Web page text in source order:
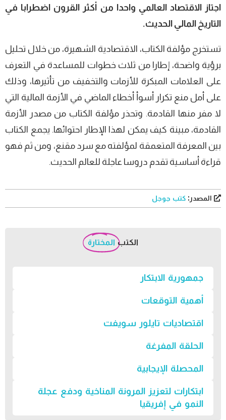
اجتاز الاقتصاد العالمي واحدا من أكثر القرون اضطرابا في
التاريخ المالي الحديث.
تستخرج مؤلفة الكتاب، الاقتصادية الشهيرة، من خلال تحليل
برؤية واضحة، إطارا من ثلاث خطوات للمساعدة في التعرف
على العلامات المبكرة للأزمات والتخفيف من تأثيرها، وذلك
على أمل منع تكرار أسوأ أخطاء الماضي في الأزمة المالية التي
لا مفر منها القادمة. وتحذر مؤلفة الكتاب من مصدر الأزمة
القادمة، مبينة كيف يمكن لهذا الإطار احتوائها. يجمع الكتاب
بين المعرفة المتعمقة لمؤلفته مع سرد مقنع، ومن ثم فهو
قراءة أساسية تقدم دروسا عاجلة للعالم الحديث.
المصدر: كتب جوجل
الكتب المختارة
جمهورية الابتكار
أهمية التوقعات
اقتصاديات تايلور سويفت
الحلقة المفرغة
المحصلة الإيجابية
ابتكارات لتعزيز المرونة المناخية ودفع عجلة
النمو في إفريقيا